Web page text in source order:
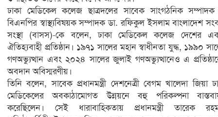
ঢাকা মেডিকেল কলেজ ছাত্রদলের সাবেক সাংগঠনিক
বিএনপির স্বাস্থ্যবিষয়ক সম্পাদক ডা. রফিকুল ইসলাম বাংলাদেশ
সংস্থা (বাসস)-কে বলেন, ঢাকা মেডিকেল কলেজ দেশের
ঐতিহ্যবাহী প্রতিষ্ঠান। ১৯৭১ সালের মহান স্বাধীনতা যুদ্ধ, ১৯৯০
গণঅভ্যুত্থান এবং ২০২৪ সালের জুলাই গণঅভ্যুত্থানেও এ
অবদান অবিস্মরণীয়।
তিনি বলেন, সাবেক প্রধানমন্ত্রী দেশনেত্রী বেগম খালেদা জিয়া
মেডিকেলের অবকাঠামোগত উন্নয়নে বহু পরিকল্পনা
করেছিলেন। সেই ধারাবাহিকতায় প্রধানমন্ত্রী তারেক